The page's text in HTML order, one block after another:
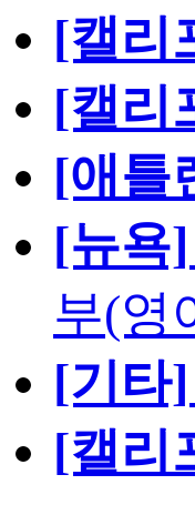
[캘리
[캘리
[애틀
[뉴욕]
부(영
[기타]
[캘리